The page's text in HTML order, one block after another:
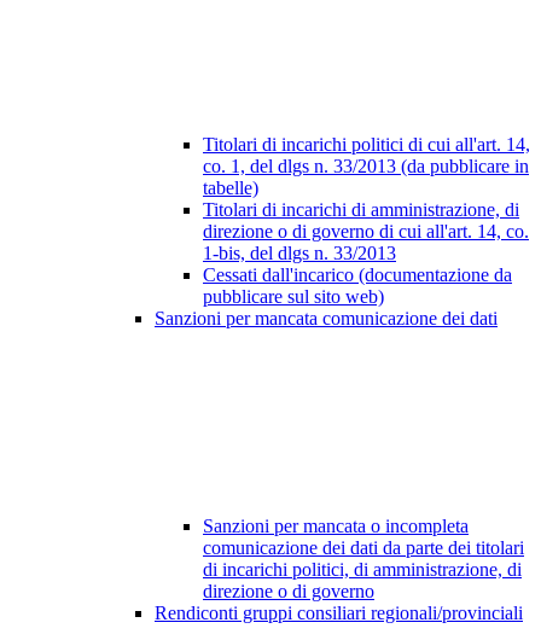
Titolari di incarichi politici di cui all'art. 14,
co. 1, del dlgs n. 33/2013 (da pubblicare in
tabelle)
Titolari di incarichi di amministrazione, di
direzione o di governo di cui all'art. 14, co.
1-bis, del dlgs n. 33/2013
Cessati dall'incarico (documentazione da
pubblicare sul sito web)
Sanzioni per mancata comunicazione dei dati
Sanzioni per mancata o incompleta
comunicazione dei dati da parte dei titolari
di incarichi politici, di amministrazione, di
direzione o di governo
Rendiconti gruppi consiliari regionali/provinciali